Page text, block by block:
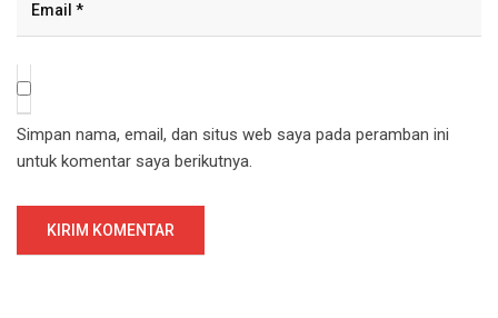
Simpan nama, email, dan situs web saya pada peramban ini
untuk komentar saya berikutnya.